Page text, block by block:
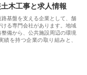
木工事と求人情報
基盤を支える企業として、舗
る専門会社があります。地域
備から、公共施設周辺の環境
績を持つ企業の取り組みと、